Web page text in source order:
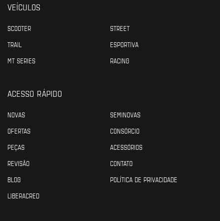
VEÍCULOS
SCOOTER
STREET
TRAIL
ESPORTIVA
MT SERIES
RACING
ACESSO RÁPIDO
NOVAS
SEMINOVAS
OFERTAS
CONSÓRCIO
PEÇAS
ACESSÓRIOS
REVISÃO
CONTATO
BLOG
POLÍTICA DE PRIVACIDADE
LIBERACRED